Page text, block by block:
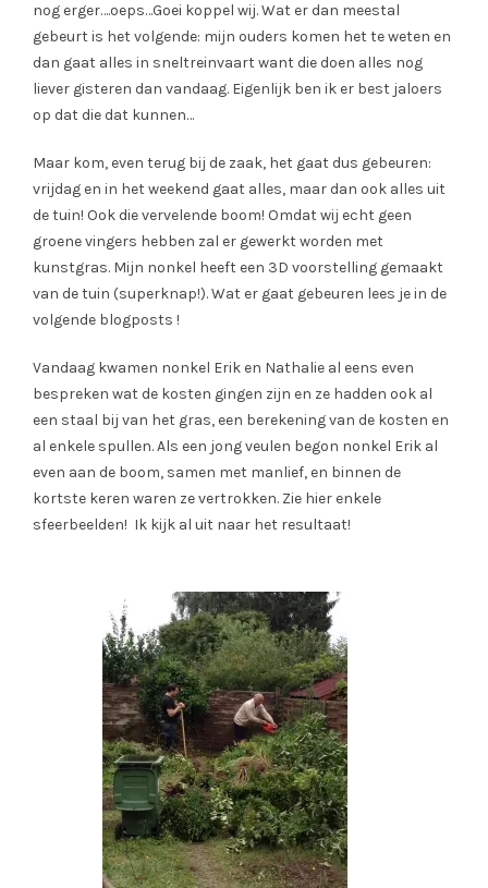
nog erger….oeps…Goei koppel wij. Wat er dan meestal
gebeurt is het volgende: mijn ouders komen het te weten en
dan gaat alles in sneltreinvaart want die doen alles nog
liever gisteren dan vandaag. Eigenlijk ben ik er best jaloers
op dat die dat kunnen…
Maar kom, even terug bij de zaak, het gaat dus gebeuren:
vrijdag en in het weekend gaat alles, maar dan ook alles uit
de tuin! Ook die vervelende boom! Omdat wij echt geen
groene vingers hebben zal er gewerkt worden met
kunstgras. Mijn nonkel heeft een 3D voorstelling gemaakt
van de tuin (superknap!). Wat er gaat gebeuren lees je in de
volgende blogposts !
Vandaag kwamen nonkel Erik en Nathalie al eens even
bespreken wat de kosten gingen zijn en ze hadden ook al
een staal bij van het gras, een berekening van de kosten en
al enkele spullen. Als een jong veulen begon nonkel Erik al
even aan de boom, samen met manlief, en binnen de
kortste keren waren ze vertrokken. Zie hier enkele
sfeerbeelden! Ik kijk al uit naar het resultaat!